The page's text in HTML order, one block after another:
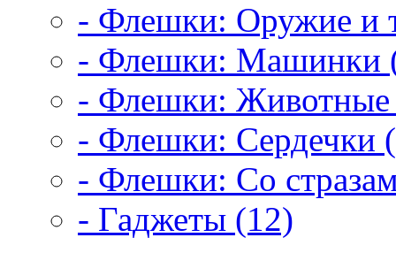
- Флешки: Оружие и
- Флешки: Машинки
- Флешки: Животные
- Флешки: Сердечки
- Флешки: Со
- Гаджеты (12)